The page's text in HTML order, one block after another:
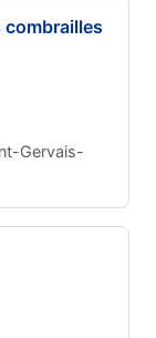
combrailles
Gervais-